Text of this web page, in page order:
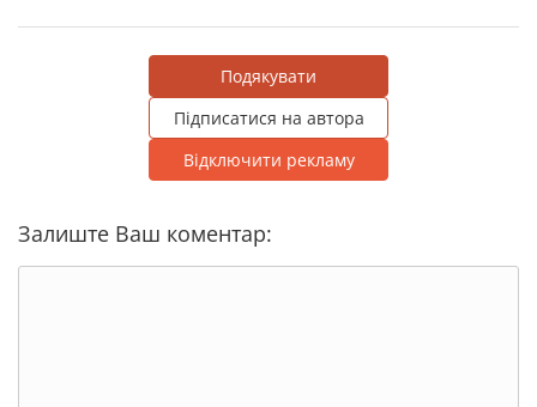
Подякувати
Підписатися на автора
Відключити рекламу
Залиште Ваш коментар: